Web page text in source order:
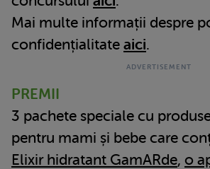
Mai multe informații despre
confidențialitate aici.
PREMII
3 pachete speciale cu
pentru mami și bebe care
Elixir hidratant GamARde, o